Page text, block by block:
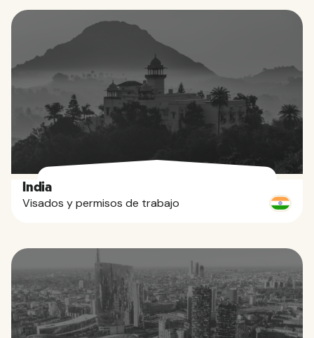
India
Visados y permisos de trabajo